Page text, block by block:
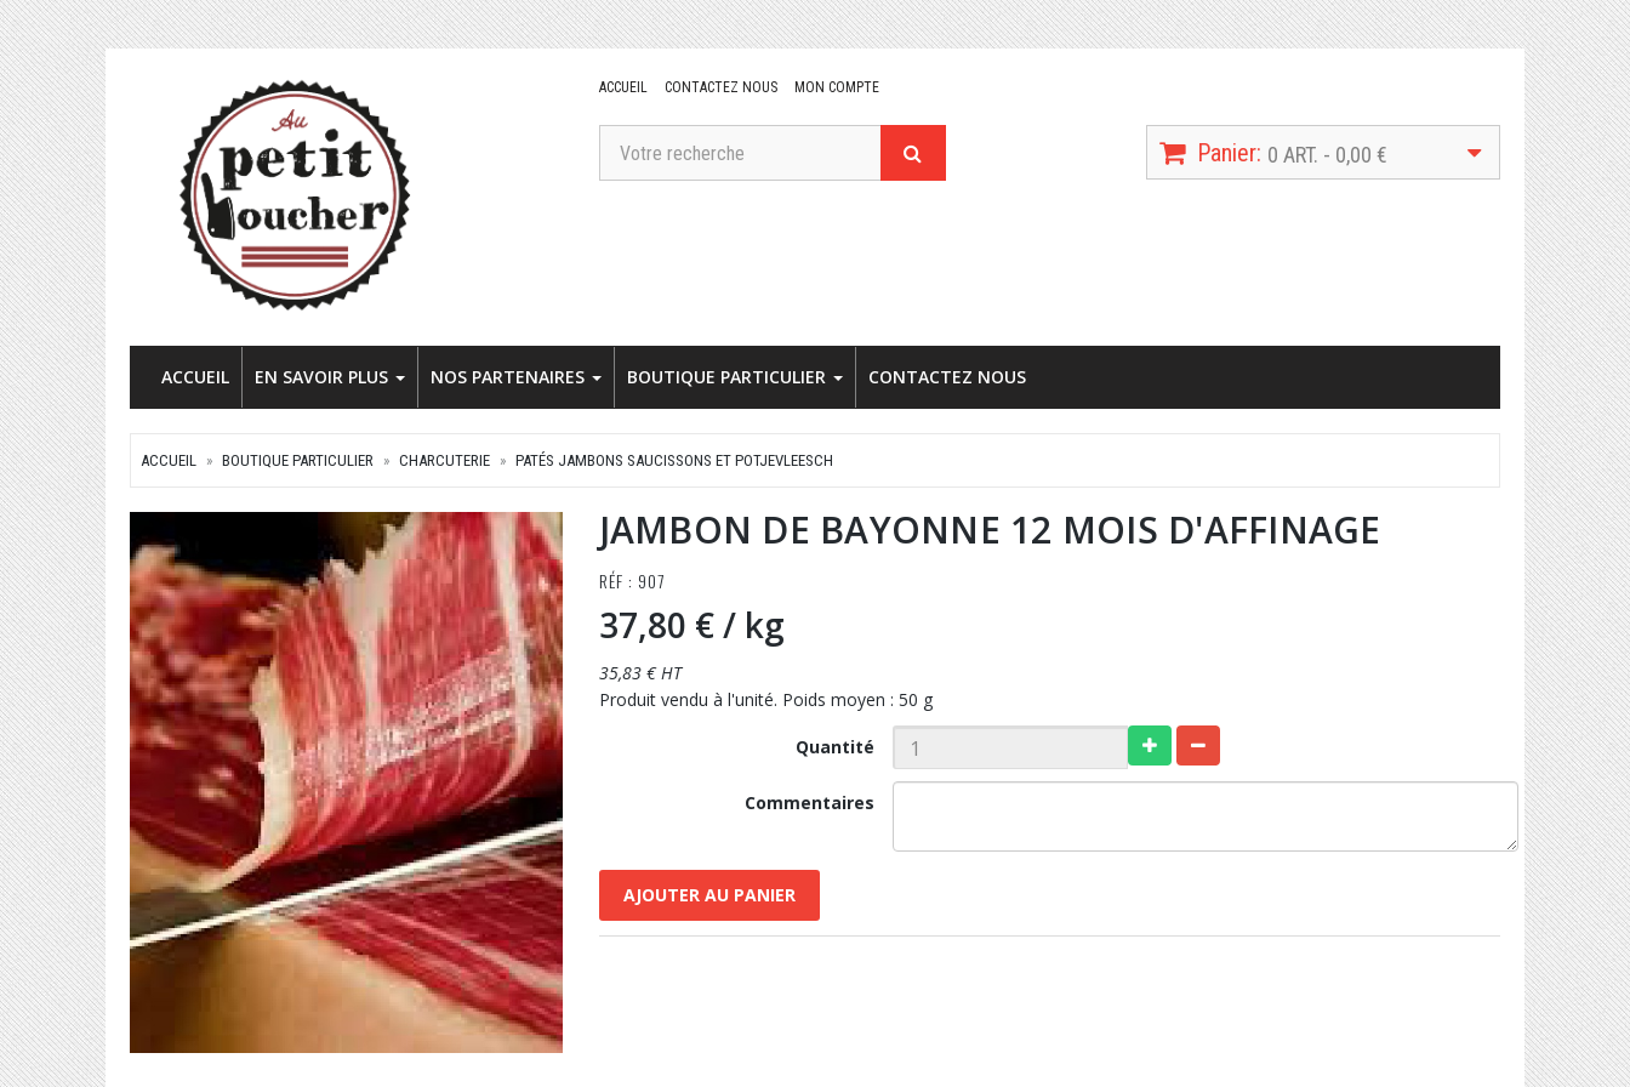
ACCUEIL CONTACTEZ NOUS MON COMPTE
Panier: 0 ART. - 0,00 €
ACCUEIL EN SAVOIR PLUS NOS PARTENAIRES BOUTIQUE PARTICULIER CONTACTEZ NOUS
ACCUEIL BOUTIQUE PARTICULIER CHARCUTERIE PATÉS JAMBONS SAUCISSONS ET POTJEVLEESCH
JAMBON DE BAYONNE 12 MOIS D'AFFINAGE
RÉF : 907
37,80 €/ kg
35,83 € HT
Produit vendu à l'unité. Poids moyen : 50 g
Quantité
Commentaires
AJOUTER AU PANIER